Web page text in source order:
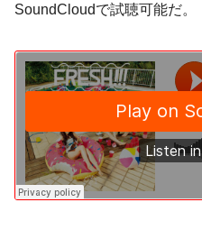
SoundCloudで試聴可能だ。